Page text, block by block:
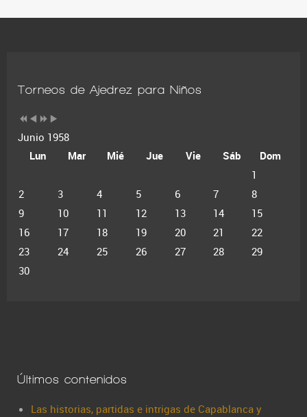
Torneos de Ajedrez para Niños
Junio 1958
Lun
Mar Mié Jue Vie Sáb
Dom
1
2
3 4 5 6 7
8
9
10 11 12 13 14
15
16
17 18 19 20 21
22
23
24 25 26 27 28
29
30
Últimos contenidos
Las historias, partidas e intrigas de Capablanca y